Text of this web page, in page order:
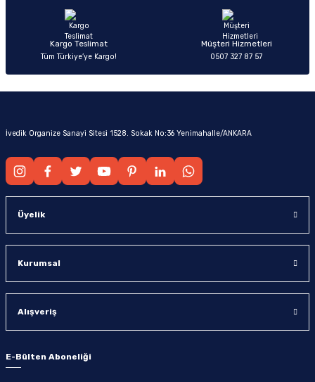
Kargo Teslimat
Tüm Türkiye’ye Kargo!
Müşteri Hizmetleri
0507 327 87 57
İvedik Organize Sanayi Sitesi 1528. Sokak No:36 Yenimahalle/ANKARA
Üyelik
Kurumsal
Alışveriş
E-Bülten Aboneliği